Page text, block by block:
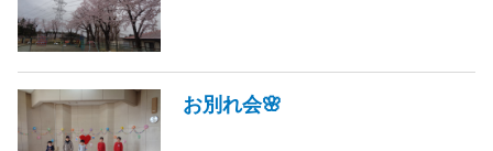
お別れ会🌸